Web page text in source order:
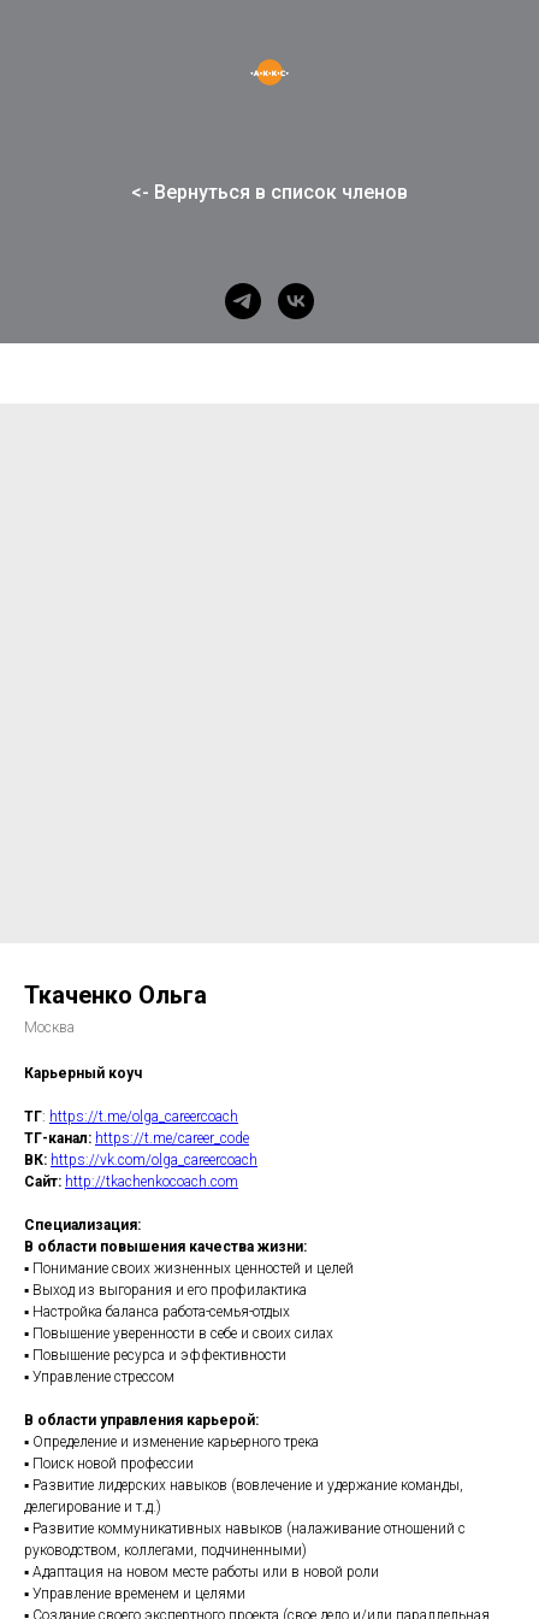
<- Вернуться в список членов
Ткаченко Ольга
Москва
Карьерный коуч
ТГ: https://t.me/olga_careercoach
ТГ-канал: https://t.me/career_code
ВК: https://vk.com/olga_careercoach
Сайт: http://tkachenkocoach.com
Специализация:
В области повышения качества жизни:
▪ Понимание своих жизненных ценностей и целей
▪ Выход из выгорания и его профилактика
▪ Настройка баланса работа-семья-отдых
▪ Повышение уверенности в себе и своих силах
▪ Повышение ресурса и эффективности
▪ Управление стрессом
В области управления карьерой:
▪ Определение и изменение карьерного трека
▪ Поиск новой профессии
▪ Развитие лидерских навыков (вовлечение и удержание команды,
делегирование и т.д.)
▪ Развитие коммуникативных навыков (налаживание отношений с
руководством, коллегами, подчиненными)
▪ Адаптация на новом месте работы или в новой роли
▪ Управление временем и целями
▪ Создание своего экспертного проекта (свое дело и/или параллельная